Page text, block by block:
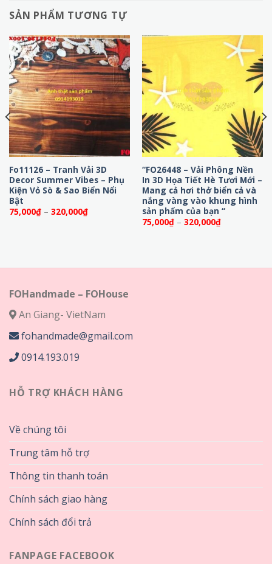
SẢN PHẨM TƯƠNG TỰ
Fo11126 – Tranh Vải 3D
Decor Summer Vibes – Phụ
Kiện Vỏ Sò & Sao Biển Nổi
Bật
75,000₫ – 320,000₫Khoảng
giá:
“FO26448 – Vải Phông Nền
In 3D Họa Tiết Hè Tươi Mới –
Mang cả hơi thở biển cả và
nắng vàng vào khung hình
sản phẩm của bạn “
75,000₫ – 320,000₫Khoảng
giá:
FOHandmade – FOHouse
An Giang- VietNam
fohandmade@gmail.com
0914.193.019
HỖ TRỢ KHÁCH HÀNG
Về chúng tôi
Trung tâm hỗ trợ
Thông tin thanh toán
Chính sách giao hàng
Chính sách đổi trả
FANPAGE FACEBOOK